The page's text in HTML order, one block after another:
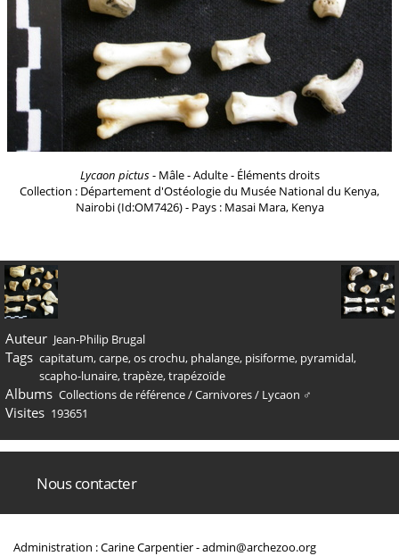
Lycaon pictus- Mâle - Adulte - Éléments droits
Collection : Département d'Ostéologie du Musée National du Kenya,
Nairobi (Id:OM7426) - Pays : Masai Mara, Kenya
Auteur Jean-Philip Brugal
Tags capitatum,carpe,os crochu, phalange, pisiforme, pyramidal,
scapho-lunaire,trapèze,trapézoïde
Albums Collections de référence/Carnivores/ Lycaon ♂
Visites 193651
Nous contacter
Administration : Carine Carpentier -admin@archezoo.org